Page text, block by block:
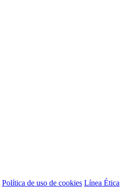
Política de uso de cookies Línea Ética